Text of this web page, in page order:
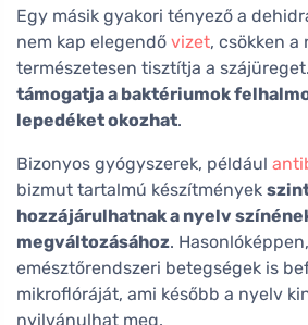
Egy másik gyakori tényező a
nem kap elegendő vizet, csökken a
természetesen tisztítja a
támogatja a baktériumok
lepedéket okozhat.
Bizonyos gyógyszerek, például
bizmut tartalmú készítmények
hozzájárulhatnak a nyelv
megváltozásához.
emésztőrendszeri betegségek is
mikroflóráját, ami később a nyelv
nyilvánulhat meg.